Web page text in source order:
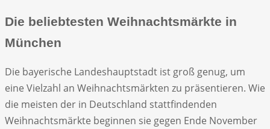
Die beliebtesten Weihnachtsmärkte in
München
Die bayerische Landeshauptstadt ist groß genug, um
eine Vielzahl an Weihnachtsmärkten zu präsentieren. Wie
die meisten der in Deutschland stattfindenden
Weihnachtsmärkte beginnen sie gegen Ende November